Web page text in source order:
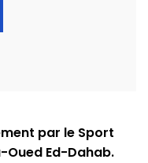
Le
par le Sport
Oued Ed-Dahab.